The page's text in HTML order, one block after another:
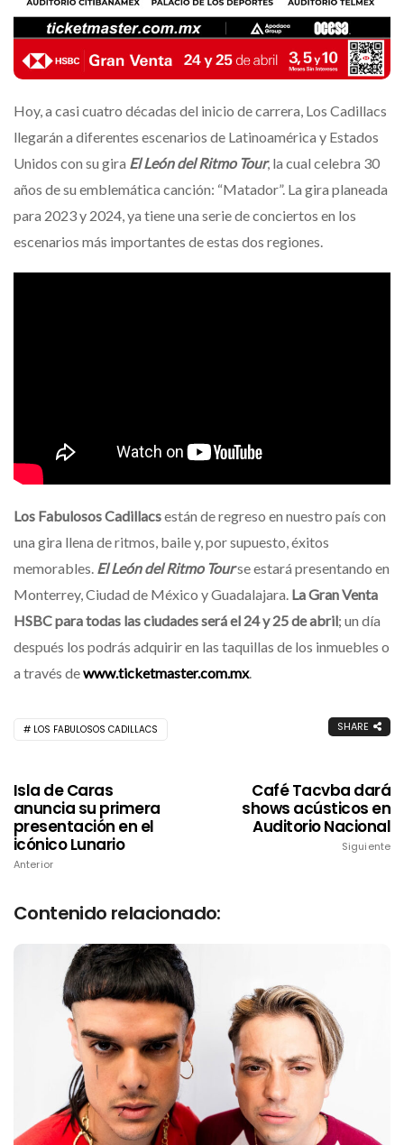
Hoy, a casi cuatro décadas del inicio de carrera, Los Cadillacs
llegarán a diferentes escenarios de Latinoamérica y Estados
Unidos con su gira El León del Ritmo Tour, la cual celebra 30
años de su emblemática canción: “Matador”. La gira planeada
para 2023 y 2024, ya tiene una serie de conciertos en los
escenarios más importantes de estas dos regiones.
Los Fabulosos Cadillacsestán de regreso en nuestro país con
una gira llena de ritmos, baile y, por supuesto, éxitos
memorables. El León del Ritmo Tourse estará presentando en
Monterrey, Ciudad de México y Guadalajara. La Gran Venta
HSBC para todas las ciudades será el 24 y 25 de abril; un día
después los podrás adquirir en las taquillas de los inmuebles o
a través dewww.ticketmaster.com.mx.
LOS FABULOSOS CADILLACS SHARE
Isla de Caras
anuncia su primera
presentación en el
icónico Lunario
Anterior
Café Tacvba dará
shows acústicos en
Auditorio Nacional
Siguiente
Contenido relacionado: